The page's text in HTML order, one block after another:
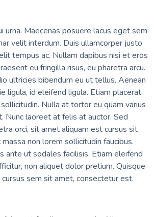
urna. Maecenas posuere lacus eget sem
velit interdum. Duis ullamcorper justo
tempus ac. Nullam dapibus nisi et eros
eu fringilla risus, eu pharetra arcu.
ultricies bibendum eu ut tellus. Aenean
ligula, id eleifend ligula. Etiam placerat
Nulla at tortor eu quam varius
Nunc laoreet at felis at auctor. Sed
orci, sit amet aliquam est cursus sit
non lorem sollicitudin faucibus.
ante ut sodales facilisis. Etiam eleifend
non aliquet dolor pretium. Quisque
sem sit amet, consectetur est.